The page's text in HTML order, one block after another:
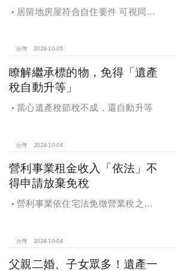
居留地房屋符合自住要件 可視同該
台灣 2024-10-05
瞭解繼承標的物，免得「遺產
稅自動升等」
當心遺產稅節稅不成，還自動升等
台灣 2024-10-04
營利事業租金收入「依法」不
得申請放棄免稅
營利事業依住宅法免徵營業稅之租
台灣 2024-10-04
父親二婚、子女眾多！遺產一